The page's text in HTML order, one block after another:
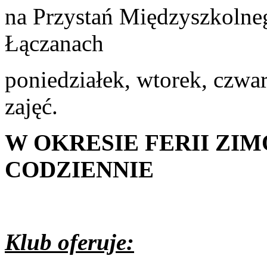
na Przystań
Łączanach
poniedziałek, wtorek,
zajęć.
W OKRESIE FERII
CODZIENNIE
Klub oferuje: